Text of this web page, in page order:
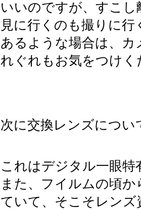
いいのですが、すこ
見に行くのも撮りに
あるような場合は、
れぐれもお気をつけく
次に交換レンズについ
これはデジタル一眼特
また、フイルムの頃
ていて、そこそレン